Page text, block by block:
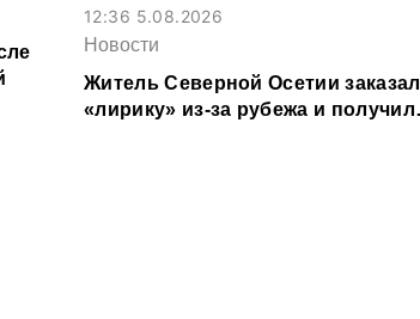
12:36 5.08.2026
Новости
Житель Северной Осетии заказал
«лирику» из-за рубежа и получил